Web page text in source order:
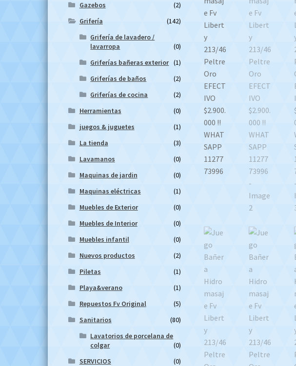
Gazebos
(2)
Grifería
(142)
Grifería de lavadero /
lavarropa
(0)
Griferías bañeras exterior (1)
Griferías de baños
(2)
Griferías de cocina
(2)
Herramientas
(0)
juegos & juguetes
(1)
La tienda
(3)
Lavamanos
(0)
Maquinas de jardin
(0)
Maquinas eléctricas
(1)
Muebles de Exterior
(0)
Muebles de Interior
(0)
Muebles infantil
(0)
Nuevos productos
(2)
Piletas
(1)
Playa&verano
(1)
Repuestos Fv Original
(5)
Sanitarios
(80)
Lavatorios de porcelana de
colgar
(0)
SERVICIOS
(0)